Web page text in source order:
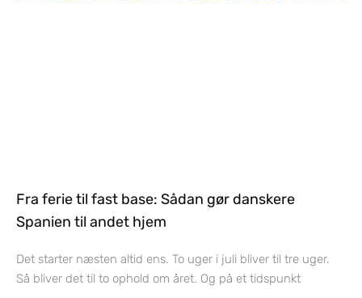
Fra ferie til fast base: Sådan gør danskere
Spanien til andet hjem
Det starter næsten altid ens. To uger i juli bliver til tre uger.
Så bliver det til to ophold om året. Og på et tidspunkt